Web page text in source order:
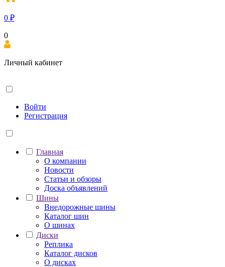
0 ₽
0
Личный кабинет
Войти
Регистрация
Главная
О компании
Новости
Статьи и обзоры
Доска объявлений
Шины
Внедорожные шины
Каталог шин
О шинах
Диски
Реплика
Каталог дисков
О дисках